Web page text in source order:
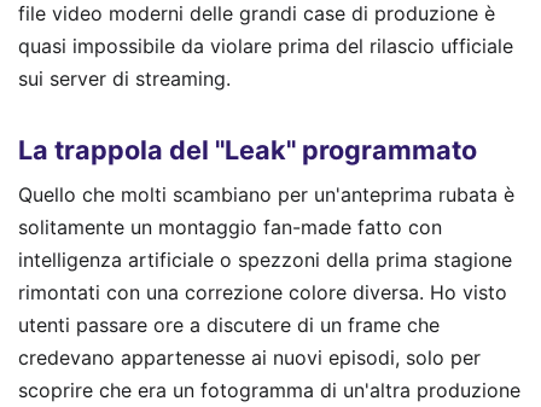
file video moderni delle grandi case di produzione è
quasi impossibile da violare prima del rilascio ufficiale
sui server di streaming.
La trappola del "Leak" programmato
Quello che molti scambiano per un'anteprima rubata è
solitamente un montaggio fan-made fatto con
intelligenza artificiale o spezzoni della prima stagione
rimontati con una correzione colore diversa. Ho visto
utenti passare ore a discutere di un frame che
credevano appartenesse ai nuovi episodi, solo per
scoprire che era un fotogramma di un'altra produzione